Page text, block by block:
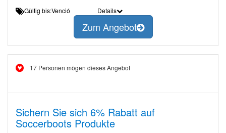
Gültig bis:Venció Details
Zum Angebot
17 Personen mögen dieses Angebot
Sichern Sie sich 6% Rabatt auf
Soccerboots Produkte